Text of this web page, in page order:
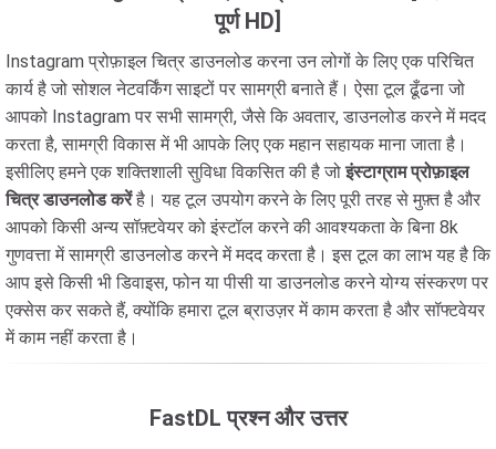
पूर्ण HD]
Instagram प्रोफ़ाइल चित्र डाउनलोड करना उन लोगों के लिए एक परिचित
कार्य है जो सोशल नेटवर्किंग साइटों पर सामग्री बनाते हैं। ऐसा टूल ढूँढना जो
आपको Instagram पर सभी सामग्री, जैसे कि अवतार, डाउनलोड करने में मदद
करता है, सामग्री विकास में भी आपके लिए एक महान सहायक माना जाता है।
इसीलिए हमने एक शक्तिशाली सुविधा विकसित की है जोइंस्टाग्राम प्रोफ़ाइल
चित्र डाउनलोड करेंहै। यह टूल उपयोग करने के लिए पूरी तरह से मुफ़्त है और
आपको किसी अन्य सॉफ़्टवेयर को इंस्टॉल करने की आवश्यकता के बिना 8k
गुणवत्ता में सामग्री डाउनलोड करने में मदद करता है। इस टूल का लाभ यह है कि
आप इसे किसी भी डिवाइस, फोन या पीसी या डाउनलोड करने योग्य संस्करण पर
एक्सेस कर सकते हैं, क्योंकि हमारा टूल ब्राउज़र में काम करता है और सॉफ्टवेयर
में काम नहीं करता है।
FastDL प्रश्न और उत्तर